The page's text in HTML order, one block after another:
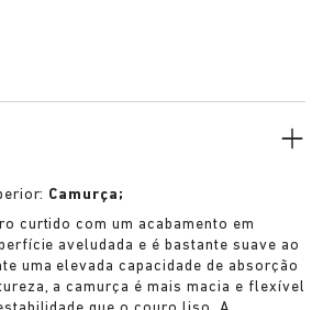
forte presença visual, enquanto a
Camurça;
curtido com um acabamento em
aveludada e é bastante suave ao
uma elevada capacidade de absorção
a camurça é mais macia e flexível